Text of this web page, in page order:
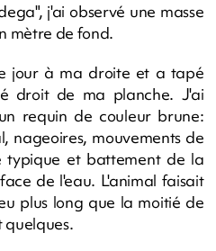
j'ai observé une masse
mètre de fond.
jour à ma droite et a tapé
droit de ma planche. J'ai
requin de couleur brune:
nageoires, mouvements de
et battement de la
de l'eau. L'animal faisait
plus long que la moitié de
quelques.